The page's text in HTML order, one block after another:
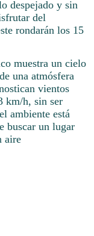
despejado y sin
del
rondarán los 15
muestra un cielo
una atmósfera
vientos
km/h, sin ser
ambiente está
buscar un lugar
aire